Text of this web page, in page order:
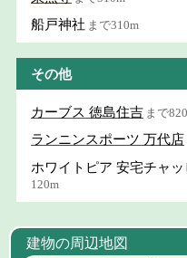
船戸神社 まで310m
その他
カーブス 徳島住吉 まで
ランニンスポーツ 万代店
ホワイトピア 安宅チャ
120m
建物の周辺地図